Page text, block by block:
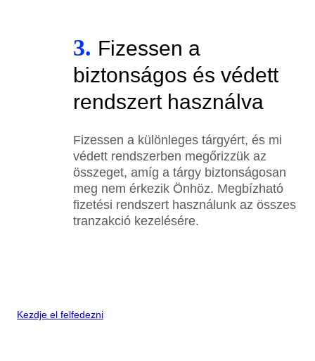
3. Fizessen a
biztonságos és védett
rendszert használva
Fizessen a különleges tárgyért, és mi
védett rendszerben megőrizzük az
összeget, amíg a tárgy biztonságosan
meg nem érkezik Önhöz. Megbízható
fizetési rendszert használunk az összes
tranzakció kezelésére.
Kezdje el felfedezni